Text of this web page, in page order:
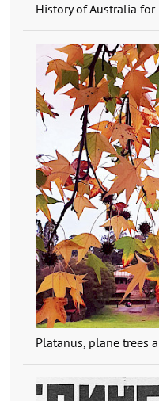
History of Australia
Platanus, plane trees